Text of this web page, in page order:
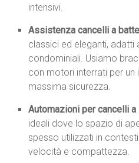
intensivi.
Assistenza cancelli a
classici ed eleganti, adatti
condominiali. Usiamo
con motori interrati per
massima sicurezza.
Automazioni per cancelli a
ideali dove lo spazio di
spesso utilizzati in
velocità e compattezza.